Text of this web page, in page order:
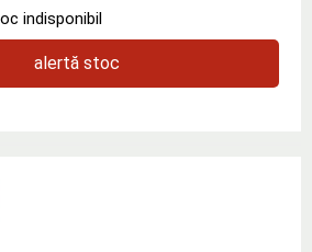
indisponibil
alertă stoc